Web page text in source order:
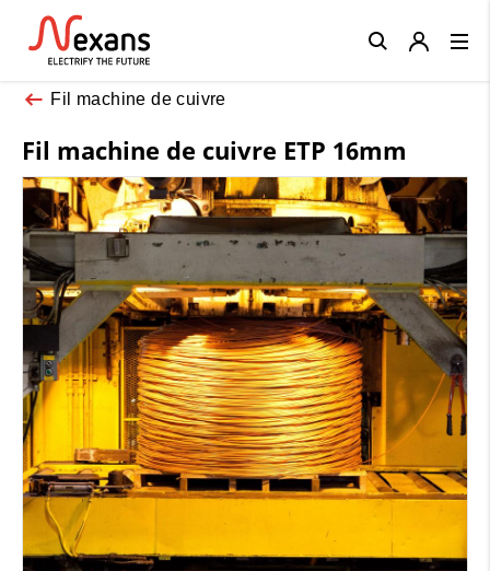
Fil machine de cuivre
Fil machine de cuivre ETP 16mm
Close